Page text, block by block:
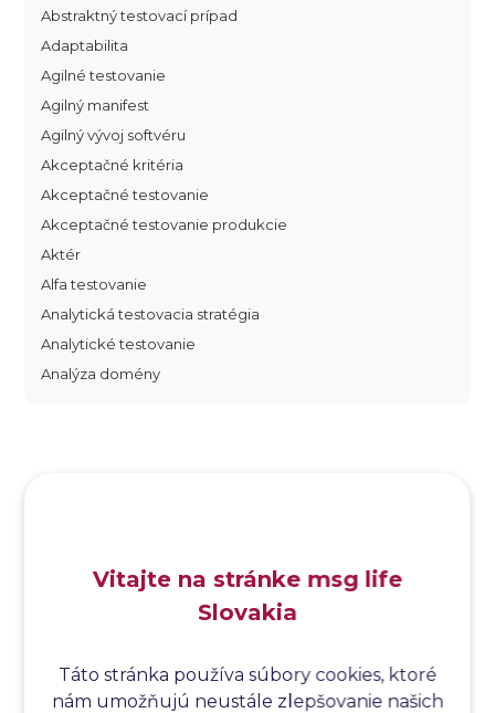
Abstraktný testovací prípad
Adaptabilita
Agilné testovanie
Agilný manifest
Agilný vývoj softvéru
Akceptačné kritéria
Akceptačné testovanie
Akceptačné testovanie produkcie
Aktér
Alfa testovanie
Analytická testovacia stratégia
Analytické testovanie
Analýza domény
Analýza príčin a následkov
Analýza spôsobu a následkov zlyhania softvéru
Analýza stromu chýb
Vitajte na stránke msg life
Slovakia
Táto stránka používa súbory cookies, ktoré
nám umožňujú neustále zlepšovanie našich